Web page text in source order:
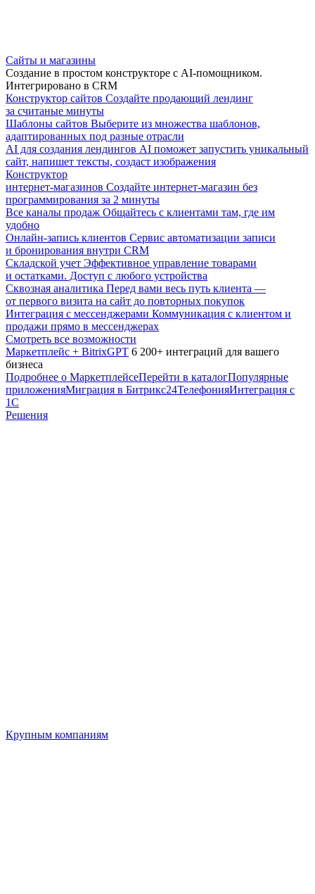
Сайты и магазины
Создание в простом конструкторе с AI-помощником.
Интегрировано в CRM
Конструктор сайтов Создайте продающий лендинг
за считаные минуты
Шаблоны сайтов Выберите из множества шаблонов,
адаптированных под разные отрасли
AI для создания лендингов AI поможет запустить уникальный
сайт, напишет тексты, создаст изображения
Конструктор
интернет-магазинов Создайте интернет-магазин без
программирования за 2 минуты
Все каналы продаж Общайтесь с клиентами там, где им
удобно
Онлайн-запись клиентов Сервис автоматизации записи
и бронирования внутри CRM
Складской учет Эффективное управление товарами
и остатками. Доступ с любого устройства
Сквозная аналитика Перед вами весь путь клиента —
от первого визита на сайт до повторных покупок
Интеграция с мессенджерами Коммуникация с клиентом и
продажи прямо в мессенджерах
Смотреть все возможности
Маркетплейс + BitrixGPT 6 200+ интеграций для вашего
бизнеса
Подробнее о МаркетплейсеПерейти в каталогПопулярные
приложенияМиграция в Битрикс24ТелефонияИнтеграция с
1С
Решения
Крупным компаниям